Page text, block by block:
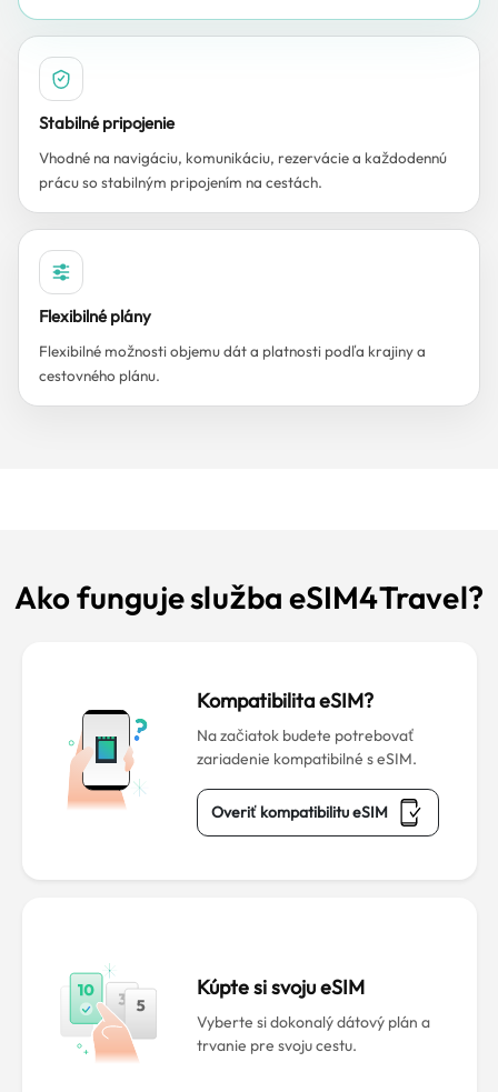
Stabilné pripojenie
Vhodné na navigáciu, komunikáciu, rezervácie a každodennú
prácu so stabilným pripojením na cestách.
Flexibilné plány
Flexibilné možnosti objemu dát a platnosti podľa krajiny a
cestovného plánu.
Ako funguje služba eSIM4Travel?
Kompatibilita eSIM?
Na začiatok budete potrebovať
zariadenie kompatibilné s eSIM.
Overiť kompatibilitu eSIM
Kúpte si svoju eSIM
Vyberte si dokonalý dátový plán a
trvanie pre svoju cestu.